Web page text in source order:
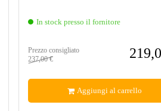
In stock presso il fornitore
Prezzo consigliato
237,00 €
Aggiungi al carrello